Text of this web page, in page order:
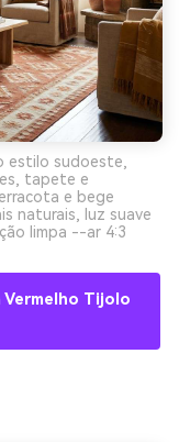
estilo sudoeste,
tapete e
e bege
naturais, luz suave
limpa --ar 4:3
Vermelho Tijolo